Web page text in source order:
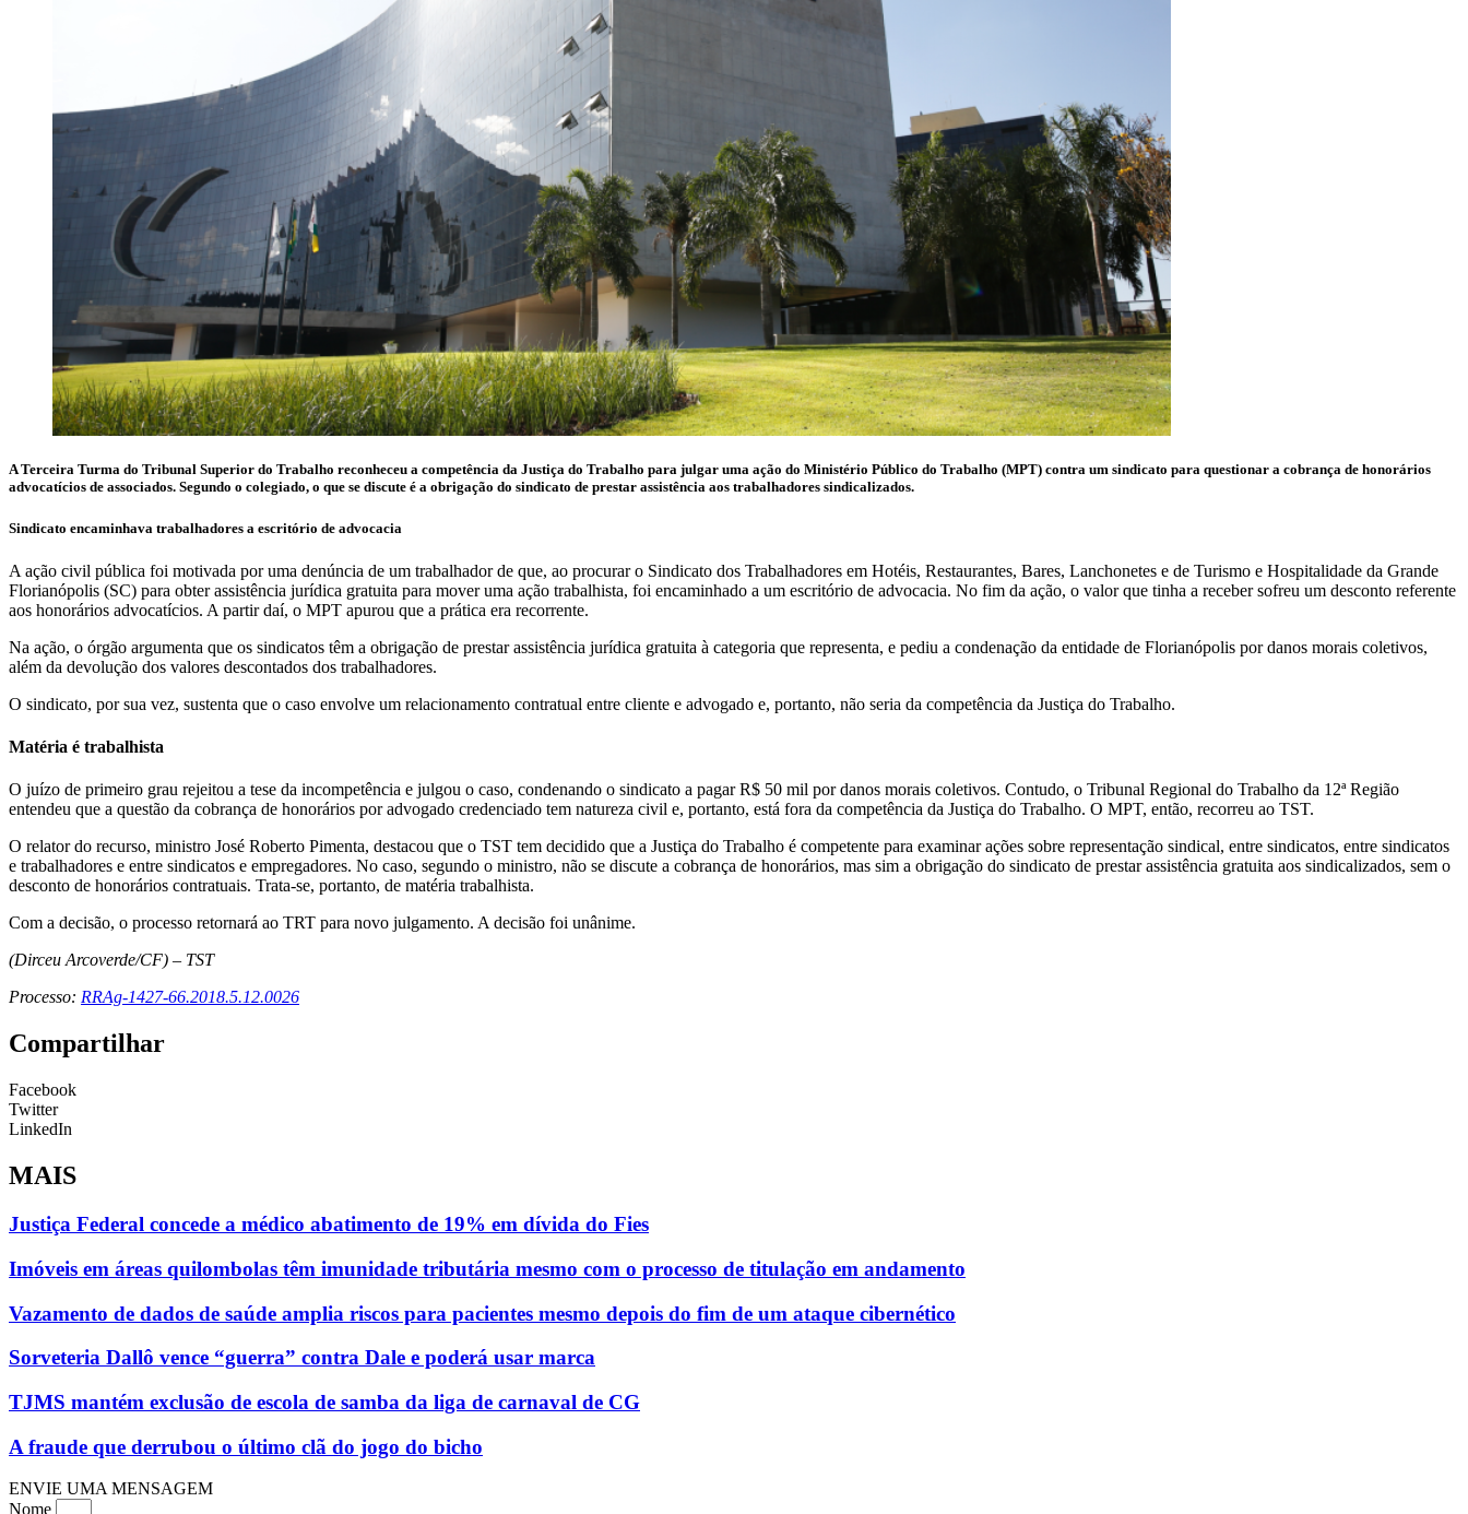
A Terceira Turma do Tribunal Superior do Trabalho reconheceu a competência da Justiça do Trabalho para julgar uma ação do Ministério Público do Trabalho (MPT) contra um sindicato para questionar a cobrança de honorários
advocatícios de associados. Segundo o colegiado, o que se discute é a obrigação do sindicato de prestar assistência aos trabalhadores sindicalizados.
Sindicato encaminhava trabalhadores a escritório de advocacia
A ação civil pública foi motivada por uma denúncia de um trabalhador de que, ao procurar o Sindicato dos Trabalhadores em Hotéis, Restaurantes, Bares, Lanchonetes e de Turismo e Hospitalidade da Grande
Florianópolis (SC) para obter assistência jurídica gratuita para mover uma ação trabalhista, foi encaminhado a um escritório de advocacia. No fim da ação, o valor que tinha a receber sofreu um desconto referente
aos honorários advocatícios. A partir daí, o MPT apurou que a prática era recorrente.
Na ação, o órgão argumenta que os sindicatos têm a obrigação de prestar assistência jurídica gratuita à categoria que representa, e pediu a condenação da entidade de Florianópolis por danos morais coletivos,
além da devolução dos valores descontados dos trabalhadores.
O sindicato, por sua vez, sustenta que o caso envolve um relacionamento contratual entre cliente e advogado e, portanto, não seria da competência da Justiça do Trabalho.
Matéria é trabalhista
O juízo de primeiro grau rejeitou a tese da incompetência e julgou o caso, condenando o sindicato a pagar R$ 50 mil por danos morais coletivos. Contudo, o Tribunal Regional do Trabalho da 12ª Região
entendeu que a questão da cobrança de honorários por advogado credenciado tem natureza civil e, portanto, está fora da competência da Justiça do Trabalho. O MPT, então, recorreu ao TST.
O relator do recurso, ministro José Roberto Pimenta, destacou que o TST tem decidido que a Justiça do Trabalho é competente para examinar ações sobre representação sindical, entre sindicatos, entre sindicatos
e trabalhadores e entre sindicatos e empregadores. No caso, segundo o ministro, não se discute a cobrança de honorários, mas sim a obrigação do sindicato de prestar assistência gratuita aos sindicalizados, sem o
desconto de honorários contratuais. Trata-se, portanto, de matéria trabalhista.
Com a decisão, o processo retornará ao TRT para novo julgamento. A decisão foi unânime.
(Dirceu Arcoverde/CF) – TST
Processo: RRAg-1427-66.2018.5.12.0026
Compartilhar
Facebook
Twitter
LinkedIn
MAIS
Justiça Federal concede a médico abatimento de 19% em dívida do Fies
Imóveis em áreas quilombolas têm imunidade tributária mesmo com o processo de titulação em andamento
Vazamento de dados de saúde amplia riscos para pacientes mesmo depois do fim de um ataque cibernético
Sorveteria Dallô vence “guerra” contra Dale e poderá usar marca
TJMS mantém exclusão de escola de samba da liga de carnaval de CG
A fraude que derrubou o último clã do jogo do bicho
ENVIE UMA MENSAGEM
Nome